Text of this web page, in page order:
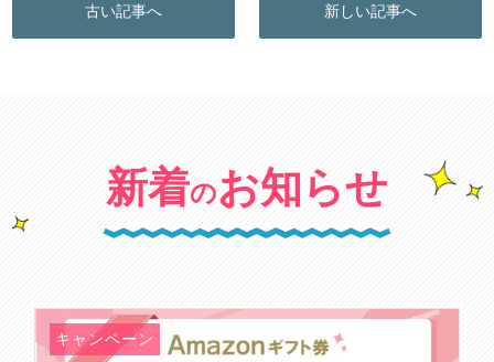
古い記事へ 新しい記事へ
新着のお知らせ
キャンペーン